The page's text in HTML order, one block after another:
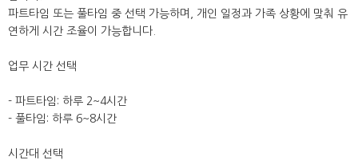
파트타임 또는 풀타임 중 선택 가능하며, 개인 일정과 가족 상황에 맞춰 유
연하게 시간 조율이 가능합니다.
업무 시간 선택
- 파트타임: 하루 2~4시간
- 풀타임: 하루 6~8시간
시간대 선택